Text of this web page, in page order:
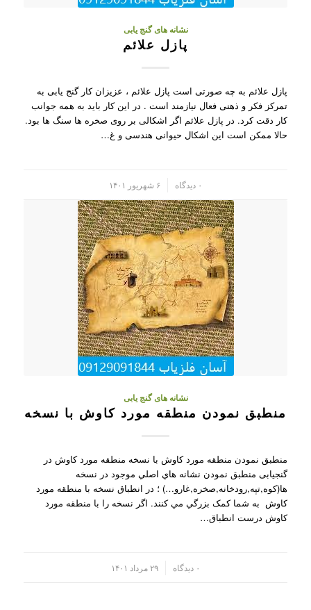
نشانه های گنج یابی
پازل علائم
پازل علائم به چه صورتی است پازل علائم ، عزیزان کار گنج یابی به
تمرکز فکر و ذهنی فعال نیازمند است . در این کار باید به همه جوانب
کار دقت کرد. در پازل علائم اگر اشکالی بر روی صخره ها سنگ ها بود.
حالا ممکن است این اشکال حیوانی هندسی و غ…
۰ دیدگاه ۶ شهریور ۱۴۰۱
نشانه های گنج یابی
منطبق نمودن منطقه مورد کاوش با نسخه
منطبق نمودن منطقه مورد کاوش با نسخه منطقه مورد کاوش در
گنجیابی منطبق نمودن نشانه هاي اصلي موجود در نسخه
ها(کوه,تپه,رودخانه,صخره,غارو…) ؛ در انطباق نسخه با منطقه مورد
کاوش به شما کمک بزرگي مي کنند. اگر نسخه را با منطقه مورد
کاوش درست انطباق…
۰ دیدگاه ۲۹ مرداد ۱۴۰۱